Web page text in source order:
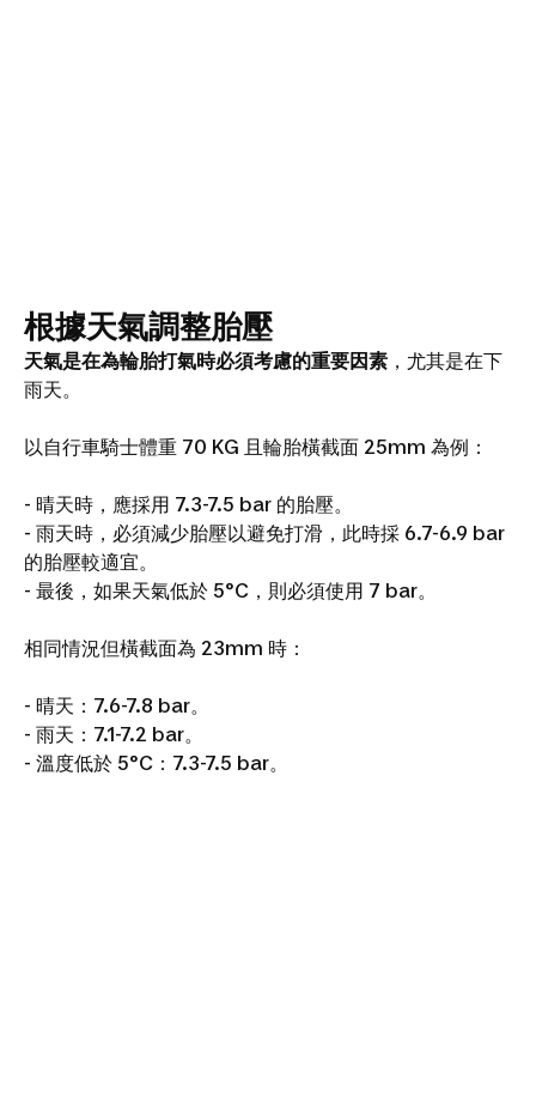
根據天氣調整胎壓
天氣是在為輪胎打氣時必須考慮的重要因素 ，尤其是在下
雨天。
以自行車騎士體重 70 KG 且輪胎橫截面 25mm 為例：
- 晴天時，應採用 7.3-7.5 bar 的胎壓。
- 雨天時，必須減少胎壓以避免打滑，此時採 6.7-6.9 bar
的胎壓較適宜。
- 最後，如果天氣低於 5°C，則必須使用 7 bar。
相同情況但橫截面為 23mm 時：
- 晴天：7.6-7.8 bar。
- 雨天：7.1-7.2 bar。
- 溫度低於 5°C：7.3-7.5 bar。